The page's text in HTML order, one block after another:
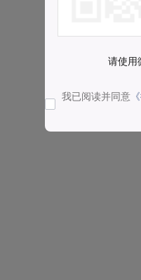
请使用
我已阅读并同意